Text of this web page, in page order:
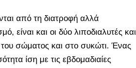
από τη διατροφή αλλά
είναι και οι δύο λιποδιαλυτές και
σώματος και στο συκώτι. Ένας
ίση με τις εβδομαδιαίες